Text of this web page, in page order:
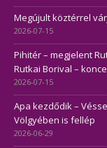
Megújult köztérrel
2026-07-15
Pihitér – megjelent
Rutkai Borival –
2026-07-15
Apa kezdődik –
Völgyében is fellép
2026-06-29